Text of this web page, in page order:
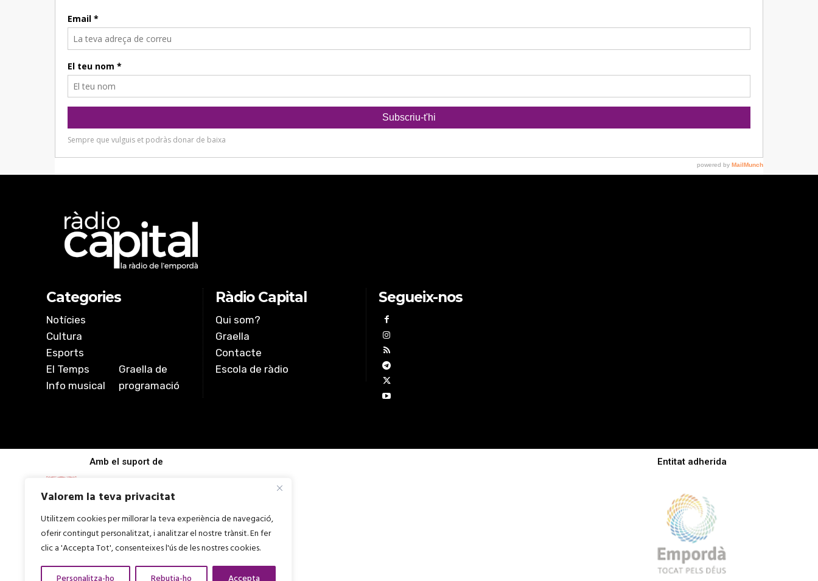
Valorem la teva privacitat
Utilitzem cookies per millorar la teva experiència de navegació,
oferir contingut personalitzat, i analitzar el nostre trànsit. En fer
clic a 'Accepta Tot', consenteixes l'ús de les nostres cookies.
Categories
Notícies
Cultura
Esports
El Temps
Info musical
Graella de
programació
Ràdio Capital
Qui som?
Graella
Contacte
Escola de ràdio
Segueix-nos
Amb el suport de Entitat adherida